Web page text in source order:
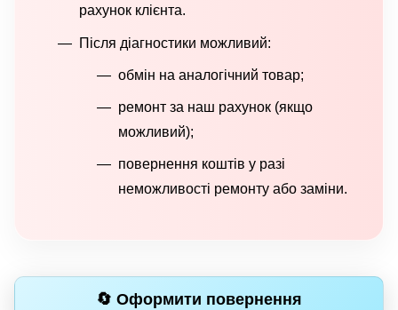
рахунок клієнта.
Після діагностики можливий:
обмін на аналогічний товар;
ремонт за наш рахунок (якщо
можливий);
повернення коштів у разі
неможливості ремонту або заміни.
🔄 Оформити повернення